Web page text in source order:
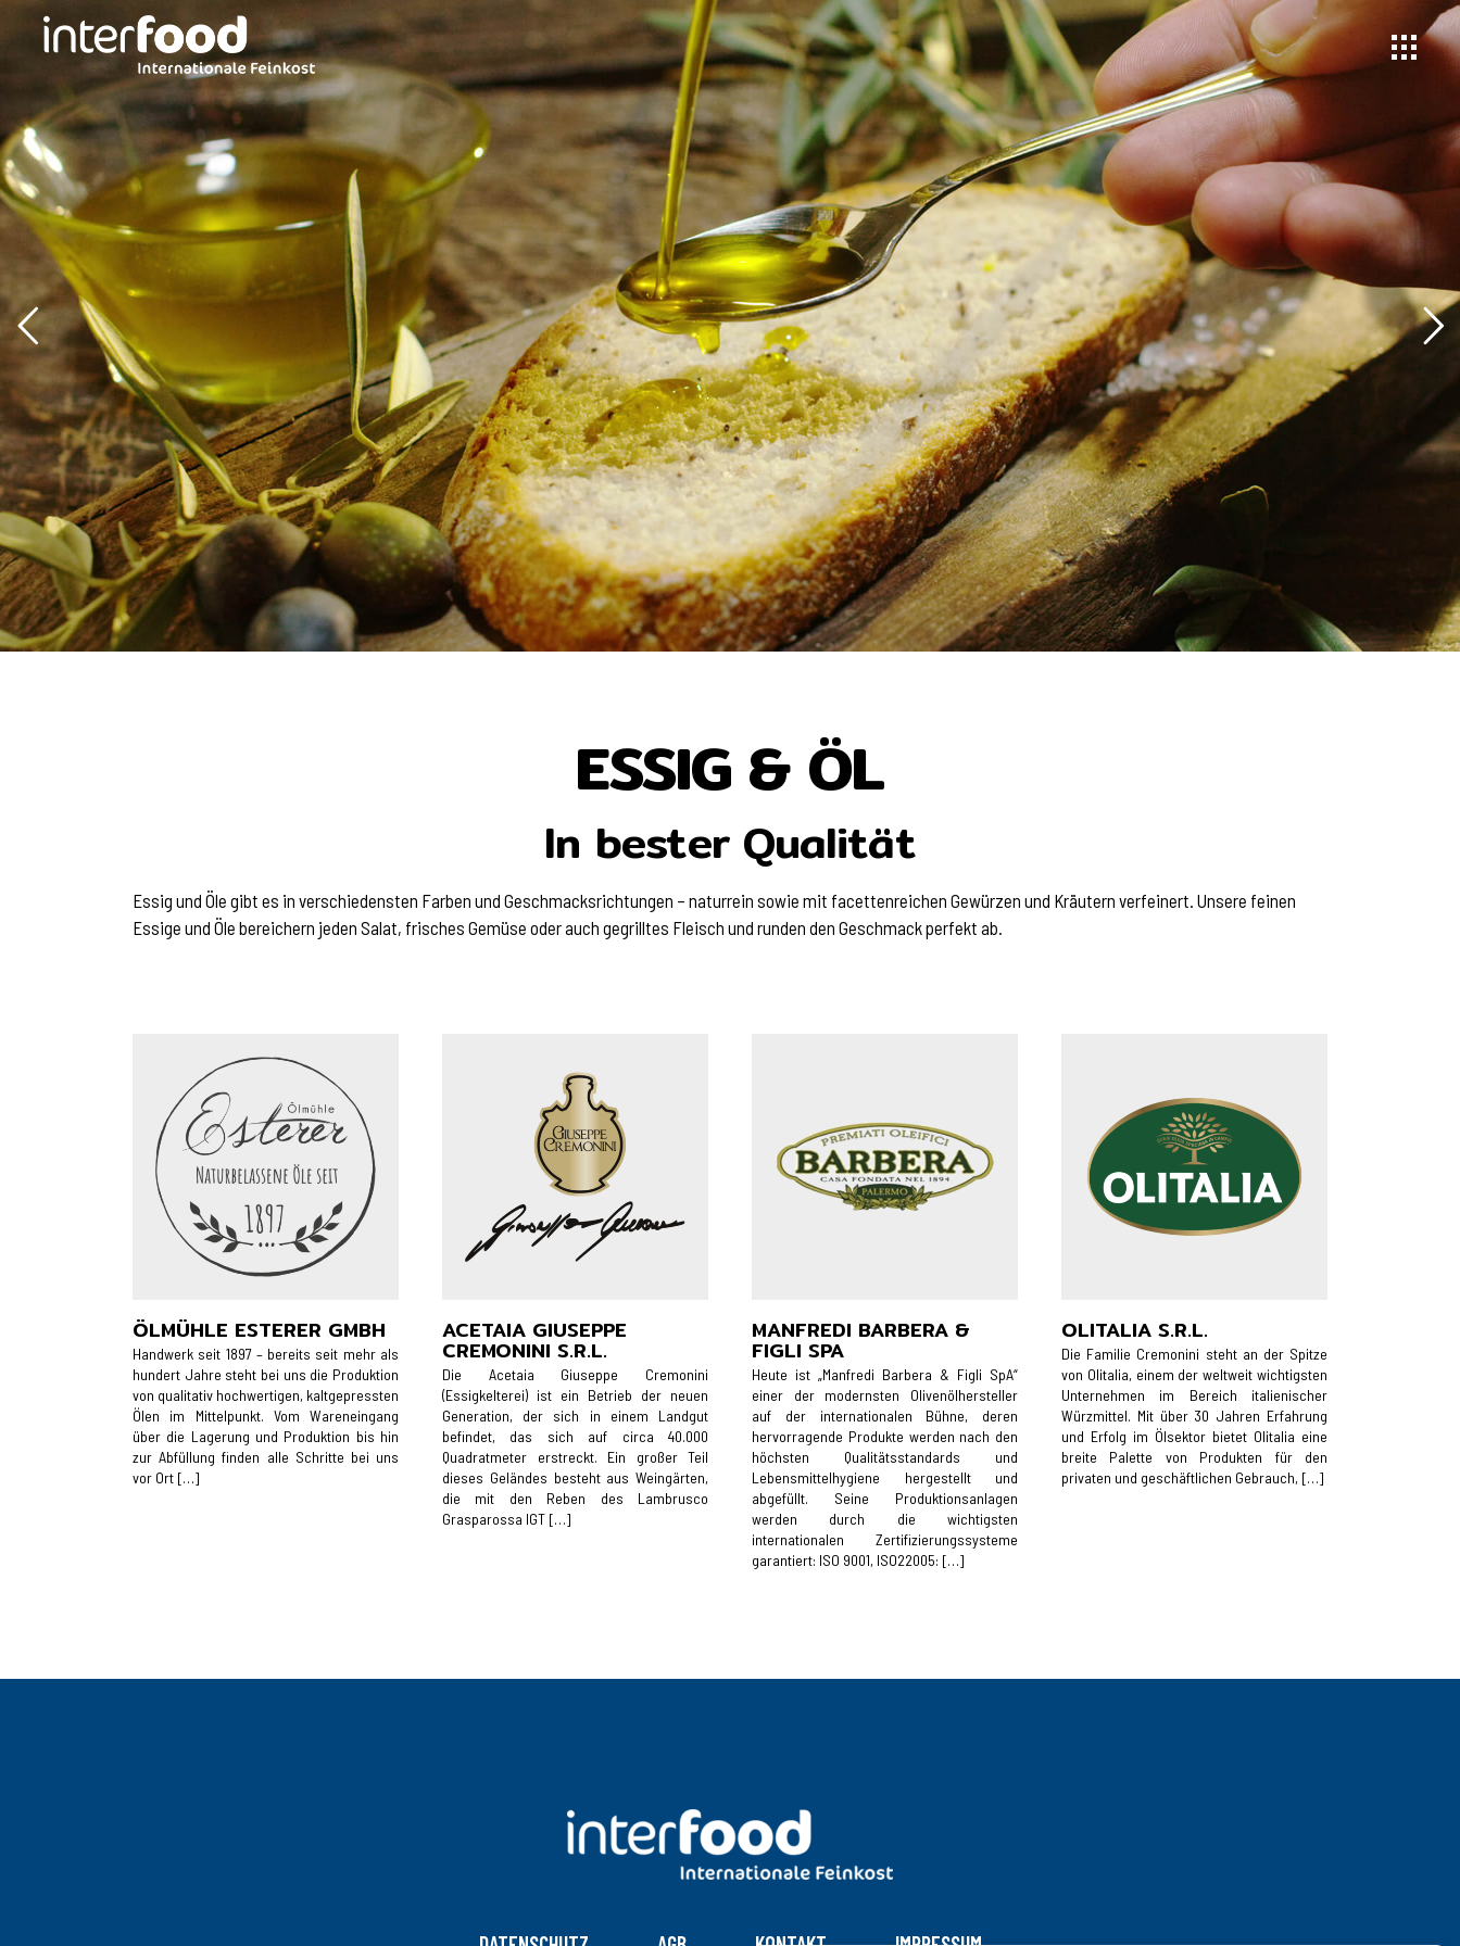
ESSIG & ÖL
In bester Qualität
Essig und Öle gibt es in verschiedensten Farben und Geschmacksrichtungen – naturrein sowie mit facettenreichen Gewürzen und Kräutern verfeinert. Unsere feinen
Essige und Öle bereichern jeden Salat, frisches Gemüse oder auch gegrilltes Fleisch und runden den Geschmack perfekt ab.
ÖLMÜHLE ESTERER GMBH
Handwerk seit 1897 – bereits seit mehr als
hundert Jahre steht bei uns die Produktion
von qualitativ hochwertigen, kaltgepressten
Ölen im Mittelpunkt. Vom Wareneingang
über die Lagerung und Produktion bis hin
zur Abfüllung finden alle Schritte bei uns
vor Ort […]
ACETAIA GIUSEPPE
CREMONINI S.R.L.
Die Acetaia Giuseppe Cremonini
(Essigkelterei) ist ein Betrieb der neuen
Generation, der sich in einem Landgut
befindet, das sich auf circa 40.000
Quadratmeter erstreckt. Ein großer Teil
dieses Geländes besteht aus Weingärten,
die mit den Reben des Lambrusco
Grasparossa IGT […]
MANFREDI BARBERA &
FIGLI SPA
Heute ist „Manfredi Barbera & Figli SpA“
einer der modernsten Olivenölhersteller
auf der internationalen Bühne, deren
hervorragende Produkte werden nach den
höchsten Qualitätsstandards und
Lebensmittelhygiene hergestellt und
abgefüllt. Seine Produktionsanlagen
werden durch die wichtigsten
internationalen Zertifizierungssysteme
garantiert: ISO 9001, ISO22005: […]
OLITALIA S.R.L.
Die Familie Cremonini steht an der Spitze
von Olitalia, einem der weltweit wichtigsten
Unternehmen im Bereich italienischer
Würzmittel. Mit über 30 Jahren Erfahrung
und Erfolg im Ölsektor bietet Olitalia eine
breite Palette von Produkten für den
privaten und geschäftlichen Gebrauch, […]